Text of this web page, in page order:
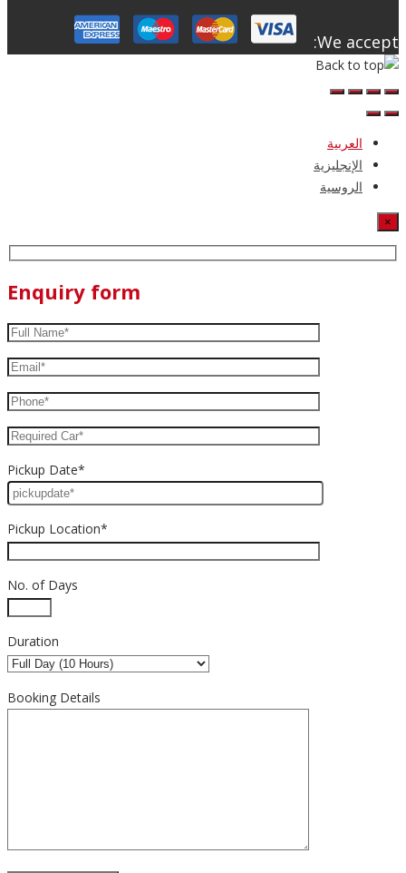
We accept:
العربية
الإنجليزية
الروسية
×
Enquiry form
Pickup Date*
Pickup Location*
No. of Days
Duration
Booking Details